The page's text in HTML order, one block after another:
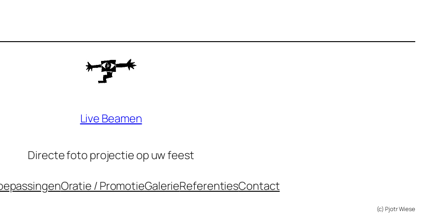
Live Beamen
Directe foto projectie op uw feest
Oratie / PromotieGalerieReferentiesContact
(c) Pjotr Wiese